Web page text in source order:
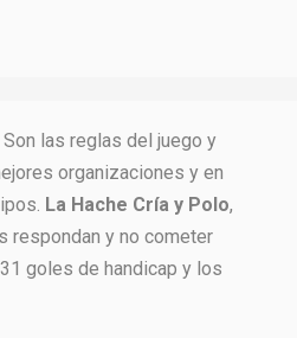
las reglas del juego y
organizaciones y en
La Hache Cría y Polo,
respondan y no cometer
goles de handicap y los